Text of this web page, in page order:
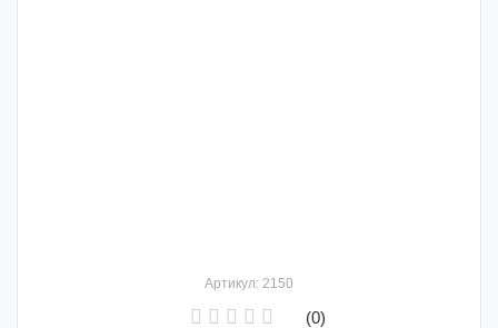
Артикул: 2150
(0)